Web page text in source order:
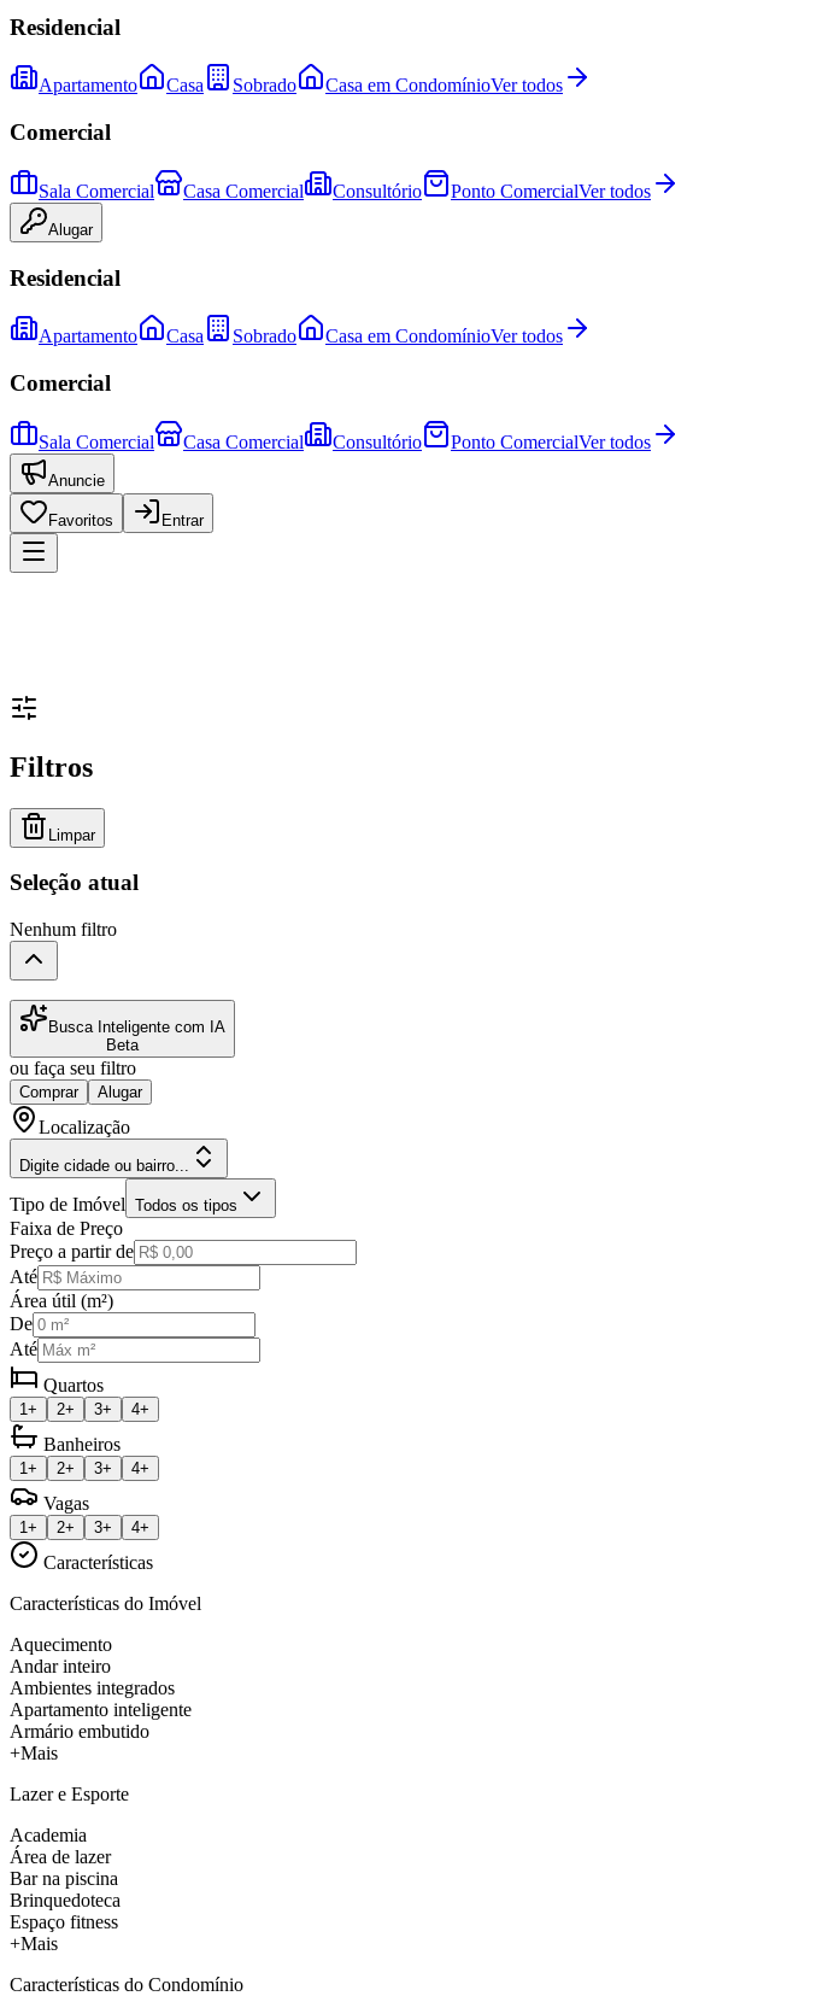
Residencial
Apartamento Casa Sobrado Casa em CondomínioVer todos
Comercial
Sala Comercial Casa Comercial Consultório Ponto ComercialVer todos
Alugar
Residencial
Apartamento Casa Sobrado Casa em CondomínioVer todos
Comercial
Sala Comercial Casa Comercial Consultório Ponto ComercialVer todos
Anuncie
Favoritos Entrar
Filtros
Limpar
Seleção atual
Nenhum filtro
Busca Inteligente com IA
Beta
ou faça seu filtro
Comprar Alugar
Localização
Digite cidade ou bairro...
Tipo de Imóvel Todos os tipos
Faixa de Preço
Preço a partir de
Até
Área útil (m²)
De
Até
Quartos
1+ 2+ 3+ 4+
Banheiros
1+ 2+ 3+ 4+
Vagas
1+ 2+ 3+ 4+
Características
Características do Imóvel
Aquecimento
Andar inteiro
Ambientes integrados
Apartamento inteligente
Armário embutido
+Mais
Lazer e Esporte
Academia
Área de lazer
Bar na piscina
Brinquedoteca
Espaço fitness
+Mais
Características do Condomínio